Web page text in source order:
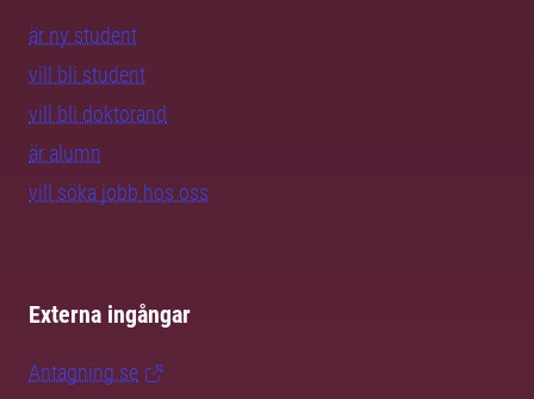
är ny student
vill bli student
vill bli doktorand
är alumn
vill söka jobb hos oss
Externa ingångar
Antagning.se